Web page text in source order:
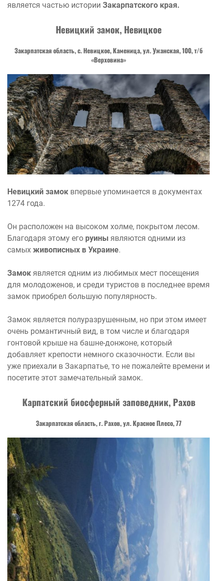
является частью истории Закарпатского края.
Невицкий замок, Невицкое
Закарпатская область, с. Невицкое, Каменица, ул. Ужанская, 100, т/б
«Верховина»
Невицкий замок впервые упоминается в документах
1274 года.
Он расположен на высоком холме, покрытом лесом.
Благодаря этому его руины являются одними из
самых живописных в Украине.
Замок является одним из любимых мест посещения
для молодоженов, и среди туристов в последнее время
замок приобрел большую популярность.
Замок является полуразрушенным, но при этом имеет
очень романтичный вид, в том числе и благодаря
гонтовой крыше на башне-донжоне, который
добавляет крепости немного сказочности. Если вы
уже приехали в Закарпатье, то не пожалейте времени и
посетите этот замечательный замок.
Карпатский биосферный заповедник, Рахов
Закарпатская область, г. Рахов, ул. Красное Плесо, 77